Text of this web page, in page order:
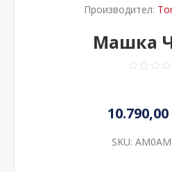
Производител:
Машка
SKU: